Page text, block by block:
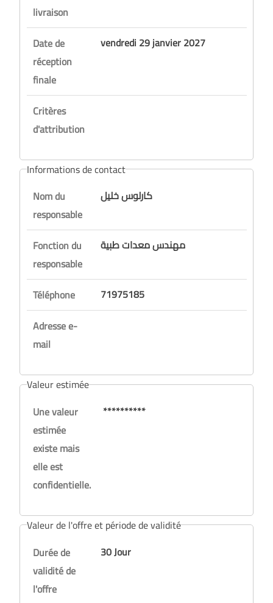
livraison
Date de
réception
finale
vendredi 29 janvier 2027
Critères
d'attribution
Informations de contact
Nom du
responsable
كارلوس خليل
Fonction du
responsable
مهندس معدات طبية
Téléphone
71975185
Adresse e-
mail
Valeur estimée
Une valeur
estimée
existe mais
elle est
confidentielle.
**********
Valeur de l'offre et période de validité
Durée de
validité de
l'offre
30 Jour